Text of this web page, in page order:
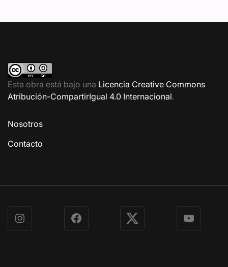
Esta obra está bajo una Licencia Creative Commons
Atribución-CompartirIgual 4.0 Internacional.
Nosotros
Contacto
Instagram Facebook X YouTube